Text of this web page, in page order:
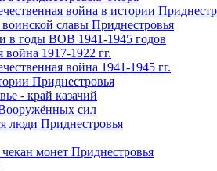
война в истории
славы Приднестровья
в годы ВОВ 1941-1945 годов
война 1917-1922 гг.
война 1941-1945 гг.
Приднестровья
- край казачий
сил
люди Приднестровья
монет Приднестровья